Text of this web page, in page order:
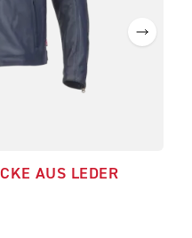
AUS LEDER